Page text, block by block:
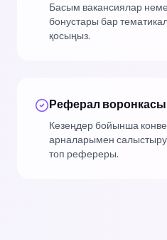
Басым вакансиялар
бонустары бар
қосыңыз.
Реферал
Кезеңдер бойынша
арналарымен
топ рефереры.